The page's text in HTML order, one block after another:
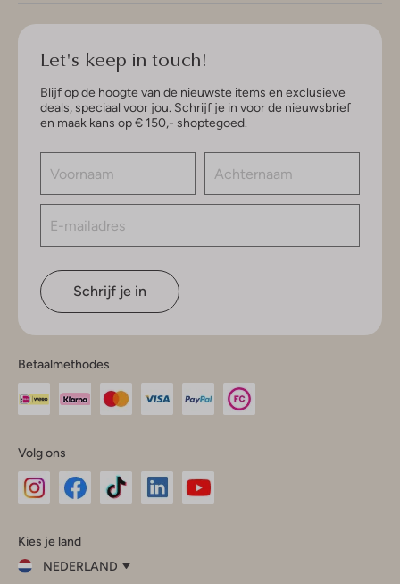
Let's keep in touch!
Blijf op de hoogte van de nieuwste items en exclusieve
deals, speciaal voor jou. Schrijf je in voor de nieuwsbrief
en maak kans op € 150,- shoptegoed.
Schrijf je in
Betaalmethodes
Volg ons
InstagramFacebook
Kies je land
NEDERLAND